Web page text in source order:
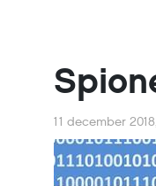
11 december 2018,